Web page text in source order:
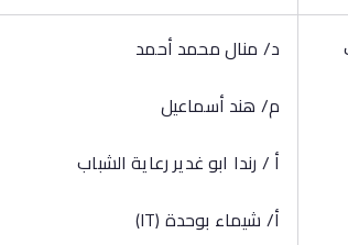
د/ منال محمد أحمد
م/ هند أسماعيل
أ / رندا ابو غدير رعاية الشباب
أ/ شيماء بوحدة (IT)